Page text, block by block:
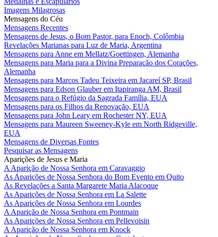
Imagens Milagrosas
Mensagens do Céu
Mensagens Recentes
Mensagens de Jesus, o Bom Pastor, para Enoch, Colômbia
Revelações Marianas para Luz de Maria, Argentina
Mensagens para Anne em Mellatz/Goettingen, Alemanha
Mensagens para Maria para a Divina Preparação dos Corações,
Alemanha
Mensagens para Marcos Tadeu Teixeira em Jacareí SP, Brasil
Mensagens para Edson Glauber em Itapiranga AM, Brasil
Mensagens para o Refúgio da Sagrada Família, EUA
Mensagens para os Filhos da Renovação, EUA
Mensagens para John Leary em Rochester NY, EUA
Mensagens para Maureen Sweeney-Kyle em North Ridgeville,
EUA
Mensagens de Diversas Fontes
Pesquisar as Mensagens
Aparições de Jesus e Maria
A Aparição de Nossa Senhora em Caravaggio
As Aparições de Nossa Senhora do Bom Evento em Quito
As Revelações a Santa Margarete Maria Alacoque
As Aparições de Nossa Senhora em La Salette
As Aparições de Nossa Senhora em Lourdes
A Aparição de Nossa Senhora em Pontmain
As Aparições de Nossa Senhora em Pellevoisin
A Aparição de Nossa Senhora em Knock